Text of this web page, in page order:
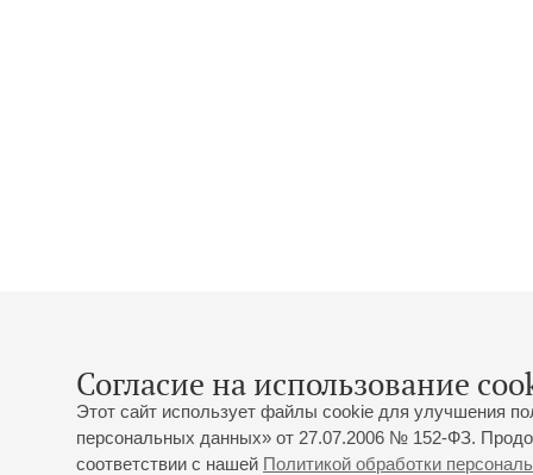
Согласие на использование
Этот сайт использует файлы cookie для улучшения
персональных данных» от 27.07.2006 № 152-ФЗ.
соответствии с нашей Политикой обработки